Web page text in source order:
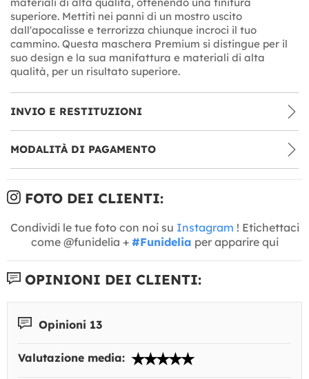
superiore. Mettiti nei panni di un mostro uscito
dall'apocalisse e terrorizza chiunque incroci il tuo
cammino. Questa maschera Premium si distingue per il
suo design e la sua manifattura e materiali di alta
qualità, per un risultato superiore.
INVIO E RESTITUZIONI
MODALITÀ DI PAGAMENTO
FOTO DEI CLIENTI:
Condividi le tue foto con noi su Instagram ! Etichettaci
come @funidelia + #Funidelia per apparire qui
OPINIONI DEI CLIENTI:
Opinioni 13
Valutazione media: